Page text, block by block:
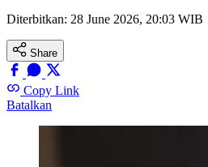
Diterbitkan: 28 June 2026, 20:03 WIB
Share
Copy Link
Batalkan